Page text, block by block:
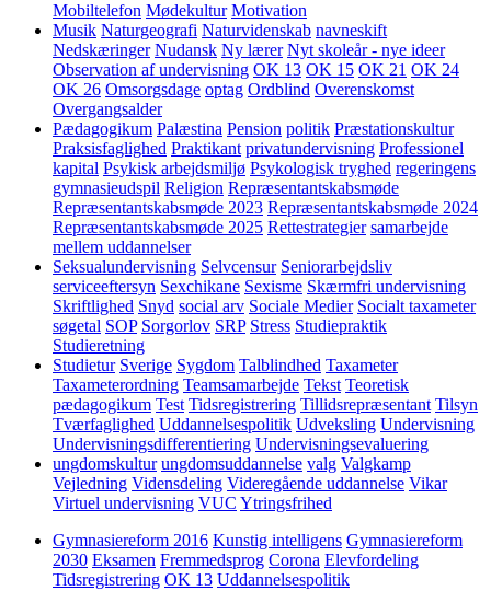
Mobiltelefon Mødekultur Motivation
Musik Naturgeografi Naturvidenskab navneskift
Nedskæringer Nudansk Ny lærer Nyt skoleår - nye ideer
Observation af undervisning OK 13 OK 15 OK 21 OK 24
OK 26 Omsorgsdage optag Ordblind Overenskomst
Overgangsalder
Pædagogikum Palæstina Pension politik Præstationskultur
Praksisfaglighed Praktikant privatundervisning Professionel
kapital Psykisk arbejdsmiljø Psykologisk tryghed regeringens
gymnasieudspil Religion Repræsentantskabsmøde
Repræsentantskabsmøde 2023 Repræsentantskabsmøde 2024
Repræsentantskabsmøde 2025 Rettestrategier samarbejde
mellem uddannelser
Seksualundervisning Selvcensur Seniorarbejdsliv
serviceeftersyn Sexchikane Sexisme Skærmfri undervisning
Skriftlighed Snyd social arv Sociale Medier Socialt taxameter
søgetal SOP Sorgorlov SRP Stress Studiepraktik
Studieretning
Studietur Sverige Sygdom Talblindhed Taxameter
Taxameterordning Teamsamarbejde Tekst Teoretisk
pædagogikum Test Tidsregistrering Tillidsrepræsentant Tilsyn
Tværfaglighed Uddannelsespolitik Udveksling Undervisning
Undervisningsdifferentiering Undervisningsevaluering
ungdomskultur ungdomsuddannelse valg Valgkamp
Vejledning Vidensdeling Videregående uddannelse Vikar
Virtuel undervisning VUC Ytringsfrihed
Gymnasiereform 2016 Kunstig intelligens Gymnasiereform
2030 Eksamen Fremmedsprog Corona Elevfordeling
Tidsregistrering OK 13 Uddannelsespolitik